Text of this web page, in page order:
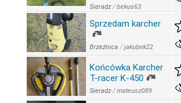
Sieradz /bekus63
Sprzedam karcher
Brzeźnica /jakubek22
Końcówka Karcher
T-racer K-450
Sieradz /mateusz089